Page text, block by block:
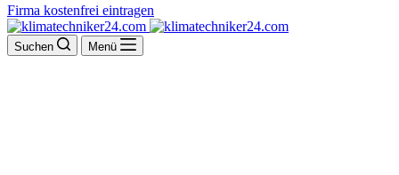
Firma kostenfrei eintragen
Suchen Menü